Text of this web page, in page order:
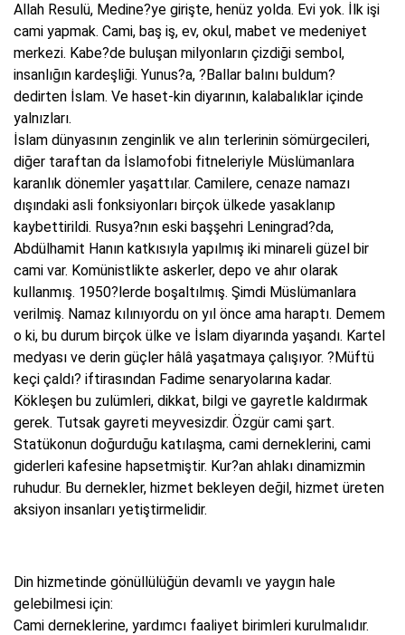
Allah Resulü, Medine?ye girişte, henüz yolda. Evi yok. İlk işi
cami yapmak. Cami, baş iş, ev, okul, mabet ve medeniyet
merkezi. Kabe?de buluşan milyonların çizdiği sembol,
insanlığın kardeşliği. Yunus?a, ?Ballar balını buldum?
dedirten İslam. Ve haset-kin diyarının, kalabalıklar içinde
yalnızları.
İslam dünyasının zenginlik ve alın terlerinin sömürgecileri,
diğer taraftan da İslamofobi fitneleriyle Müslümanlara
karanlık dönemler yaşattılar. Camilere, cenaze namazı
dışındaki asli fonksiyonları birçok ülkede yasaklanıp
kaybettirildi. Rusya?nın eski başşehri Leningrad?da,
Abdülhamit Hanın katkısıyla yapılmış iki minareli güzel bir
cami var. Komünistlikte askerler, depo ve ahır olarak
kullanmış. 1950?lerde boşaltılmış. Şimdi Müslümanlara
verilmiş. Namaz kılınıyordu on yıl önce ama haraptı. Demem
o ki, bu durum birçok ülke ve İslam diyarında yaşandı. Kartel
medyası ve derin güçler hâlâ yaşatmaya çalışıyor. ?Müftü
keçi çaldı? iftirasından Fadime senaryolarına kadar.
Kökleşen bu zulümleri, dikkat, bilgi ve gayretle kaldırmak
gerek. Tutsak gayreti meyvesizdir. Özgür cami şart.
Statükonun doğurduğu katılaşma, cami derneklerini, cami
giderleri kafesine hapsetmiştir. Kur?an ahlakı dinamizmin
ruhudur. Bu dernekler, hizmet bekleyen değil, hizmet üreten
aksiyon insanları yetiştirmelidir.
Din hizmetinde gönüllülüğün devamlı ve yaygın hale
gelebilmesi için:
Cami derneklerine, yardımcı faaliyet birimleri kurulmalıdır.